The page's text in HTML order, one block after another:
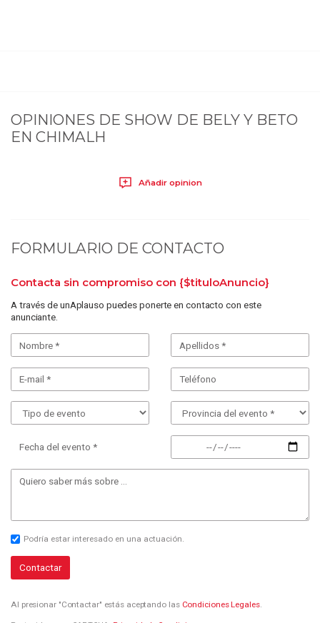
OPINIONES DE SHOW DE BELY Y BETO
EN CHIMALH
Añadir opinion
FORMULARIO DE CONTACTO
Contacta sin compromiso con {$tituloAnuncio}
A través de unAplauso puedes ponerte en contacto con este
anunciante.
Fecha del evento *
Podría estar interesado en una actuación.
Contactar
Al presionar "Contactar" estás aceptando las Condiciones Legales.